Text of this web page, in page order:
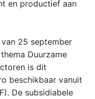
en productief aan
25 september
Duurzame
is dit
beschikbaar vanuit
De subsidiabele